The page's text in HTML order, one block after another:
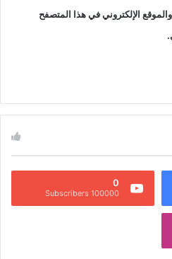
الإلكتروني في هذا المتصفح
0
100000 Subscribers